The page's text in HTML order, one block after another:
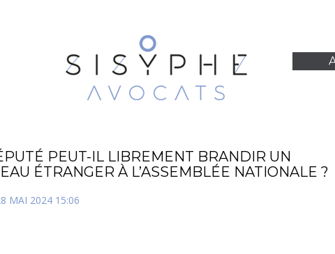
PEUT-IL LIBREMENT BRANDIR UN
ÉTRANGER À L’ASSEMBLÉE NATIONALE ?
MAI 2024 15:06